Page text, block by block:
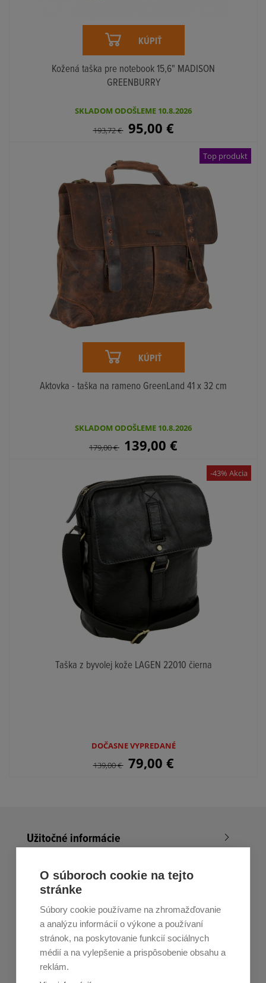
KÚPIŤ
Kožená taška pre notebook 15,6" MADISON
GREENBURRY
SKLADOM ODOŠLEME 10.8.2026
193,72€ 95,00 €
KÚPIŤ
Aktovka - taška na rameno GreenLand 41 x 32 cm
SKLADOM ODOŠLEME 10.8.2026
179,00€ 139,00 €
Top produkt
Taška z byvolej kože LAGEN 22010 čierna
DOČASNE VYPREDANÉ
139,00€ 79,00 €
-43% Akcia
Užitočné informácie
Nákup v All4Men.sk
Zákaznícky servis
Prihláste sa k odberu noviniek
Prihlásiť
O súboroch cookie na tejto
stránke
Súbory cookie používame na zhromažďovanie
a analýzu informácií o výkone a používaní
stránok, na poskytovanie funkcií sociálnych
médií a na vylepšenie a prispôsobenie obsahu a
reklám.